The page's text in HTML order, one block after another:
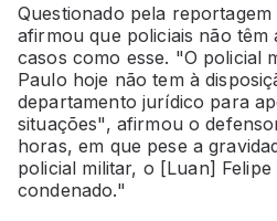
Questionado pela
afirmou que policiais não têm
casos como esse. "O policial
Paulo hoje não tem à
departamento jurídico para
situações", afirmou o
horas, em que pese a
policial militar, o [Luan]
condenado."